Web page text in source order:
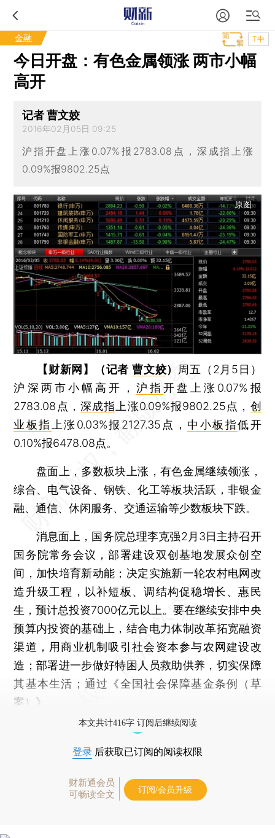
金融 T中
今日开盘：有色金属领涨 两市小幅
高开
记者 曹文姣
2016年02月05日 09:25
沪指开盘上涨0.07%报2783.08点，深成指上涨
0.09%报9802.25点
原图
【财新网】（记者曹文姣） 周五（2月5日）
沪深两市小幅高开， 沪指 开盘上涨0.07%报
2783.08点， 深成指上涨0.09%报9802.25点， 创
业板指上涨0.03%报2127.35点， 中小板指低开
0.10%报6478.08点。
盘面上，多数板块上涨，有色金属继续领涨，
综合、电气设备、钢铁、化工等板块活跃，非银金
融、通信、休闲服务、交通运输等少数板块下跌。
消息面上，国务院总理李克强2月3日主持召开
国务院常务会议，部署建设双创基地发展众创空
间，加快培育新动能；决定实施新一轮农村电网改
造升级工程，以补短板、调结构促稳增长、惠民
生，预计总投资7000亿元以上。要在继续安排中央
预算内投资的基础上，结合电力体制改革拓宽融资
渠道，用商业机制吸引社会资本参与农网建设改
造；部署进一步做好特困人员救助供养，切实保障
其基本生活；通过《全国社会保障基金条例（草
案）》。
本文共计416字 订阅后继续阅读
登录 后获取已订阅的阅读权限
财新通会员
可畅读全文
订阅/会员升级